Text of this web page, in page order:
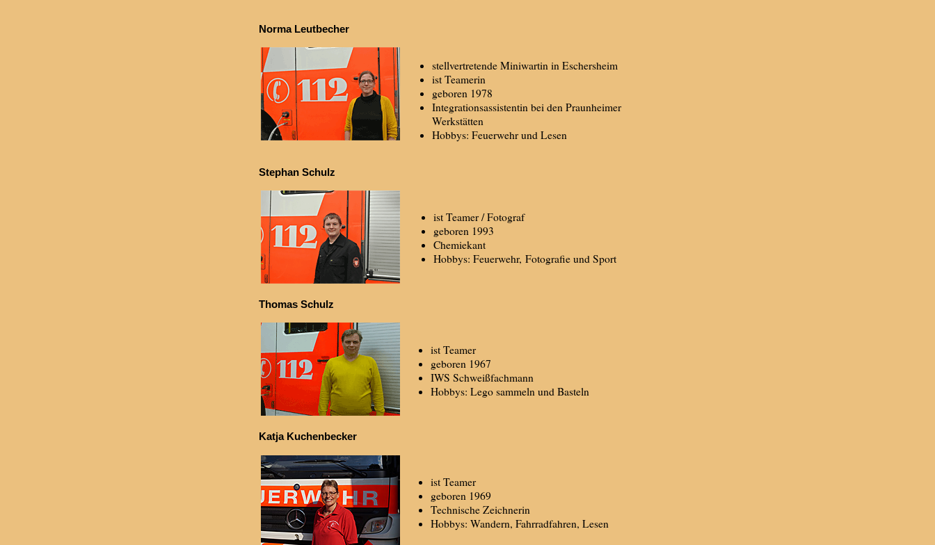
Norma Leutbecher
stellvertretende Miniwartin in Eschersheim
ist Teamerin
geboren 1978
Integrationsassistentin bei den Praunheimer
Werkstätten
Hobbys: Feuerwehr und Lesen
Stephan Schulz
ist Teamer / Fotograf
geboren 1993
Chemiekant
Hobbys: Feuerwehr, Fotografie und Sport
Thomas Schulz
ist Teamer
geboren 1967
IWS Schweißfachmann
Hobbys: Lego sammeln und Basteln
Katja Kuchenbecker
ist Teamer
geboren 1969
Technische Zeichnerin
Hobbys: Wandern, Fahrradfahren, Lesen